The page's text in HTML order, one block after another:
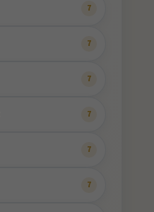
7
7
7
7
7
7